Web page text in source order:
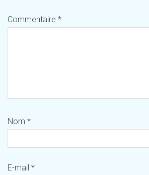
Commentaire *
Nom *
E-mail *